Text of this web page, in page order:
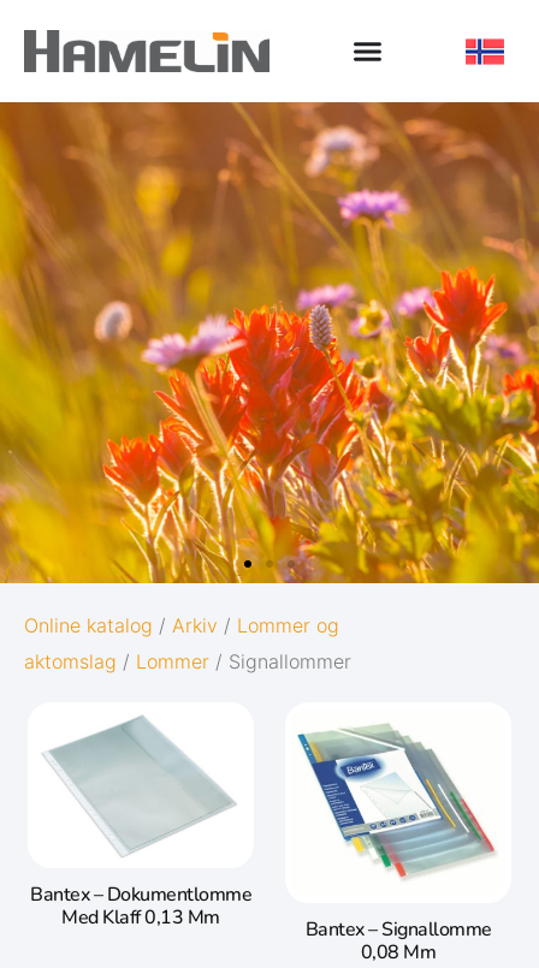
OXFORD
ORIGINS
Gi notatene dine den best mulige starten i
livet:
Diskré og minimalistisk design
5 naturinspirerte farger med
matchende twin-wire
Online katalog / Arkiv / Lommer og
aktomslag / Lommer / Signallommer
Bantex – Dokumentlomme
Med Klaff 0,13 Mm
Bantex – Signallomme
0,08 Mm